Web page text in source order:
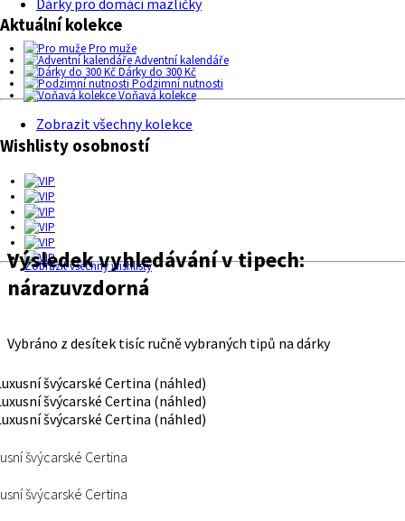
Aktuální kolekce
Pro muže
Adventní kalendáře
Dárky do 300 Kč
Podzimní nutnosti
Voňavá kolekce
Zobrazit všechny kolekce
Wishlisty osobností
Zobrazit všechny wishlisty
Výsledek vyhledávání v tipech:
nárazuvzdorná
Vybráno z desítek tisíc ručně vybraných tipů na dárky
švýcarské Certina
švýcarské Certina